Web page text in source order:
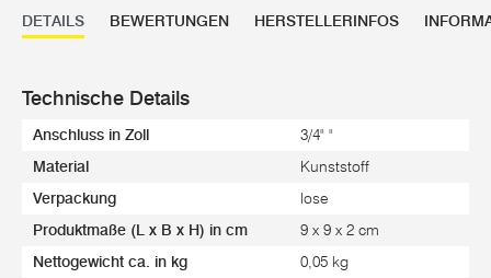
DETAILS BEWERTUNGEN HERSTELLERINFOS
Technische Details
Anschluss in Zoll 3/4" "
Material Kunststoff
Verpackung lose
Produktmaße (L x B x H) in cm 9 x 9 x 2 cm
Nettogewicht ca. in kg 0,05 kg